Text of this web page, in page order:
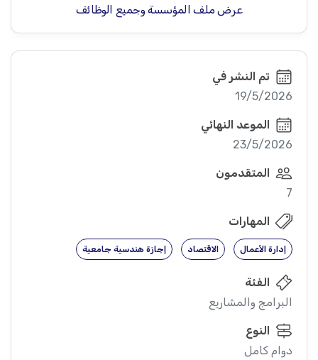
عرض ملف المؤسسة وجميع الوظائف
تم النشر في
19/5/2026
الموعد النهائي
23/5/2026
المتقدمون
7
المهارات
إدارة الأعمال الاقتصاد إجازة هندسية جامعية
الفئة
البرامج والمشاريع
النوع
دوام كامل